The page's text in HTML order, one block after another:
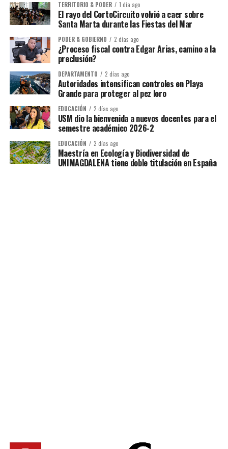
TERRITORIO & PODER 1 día ago
El rayo del CortoCircuito volvió a caer sobre
Santa Marta durante las Fiestas del Mar
PODER & GOBIERNO 2 días ago
¿Proceso fiscal contra Edgar Arias, camino a la
preclusión?
DEPARTAMENTO 2 días ago
Autoridades intensifican controles en Playa
Grande para proteger al pez loro
EDUCACIÓN 2 días ago
USM dio la bienvenida a nuevos docentes para el
semestre académico 2026-2
EDUCACIÓN 2 días ago
Maestría en Ecología y Biodiversidad de
UNIMAGDALENA tiene doble titulación en España